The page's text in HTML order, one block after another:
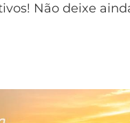
Não deixe